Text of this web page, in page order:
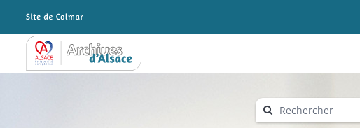
Archives Alsace - Colmar